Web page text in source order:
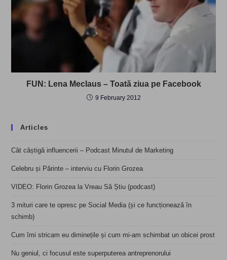
FUN: Lena Meclaus – Toată ziua pe Facebook
9 February 2012
Articles
Cât câștigă influencerii – Podcast Minutul de Marketing
Celebru și Părinte – interviu cu Florin Grozea
VIDEO: Florin Grozea la Vreau Să Știu (podcast)
3 mituri care te opresc pe Social Media (și ce funcționează în
schimb)
Cum îmi stricam eu diminețile și cum mi-am schimbat un obicei prost
Nu geniul, ci focusul este superputerea antreprenorului